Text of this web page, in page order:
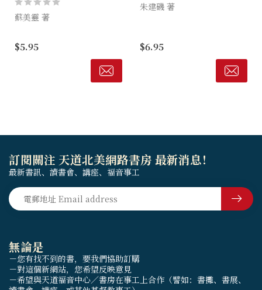
蘇美靈 著
諺語作出簡單易明的解釋，從
「神」、「遮醜葉」、「我豈
是看守我兄弟的嗎」、「微小
聲音」，到「披麻蒙灰」、
$5.95
朱建磯 著
愛心和對真理的執著，實在是
信徒的好榜樣，本書結集了朱
牧師多年來發表過的文章，語
$6.95
無論是
－您有找不到的書，要我們協助訂購
－對這個新網站，您希望反映意見
－希望與天道福音中心／書房在事工上合作（譬如：書攤、書展、
訂閱關注 天道北美網路書房 最新消息！
最新書訊、讀書會、講座、福音事工